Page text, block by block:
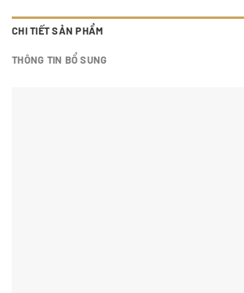
CHI TIẾT SẢN PHẨM
THÔNG TIN BỔ SUNG